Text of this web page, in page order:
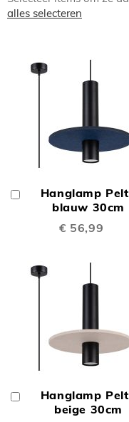
alles selecteren
Hanglamp
blauw 30cm
€ 56,99
Winkelwagen
Hanglamp
beige 30cm
Winkelwagen